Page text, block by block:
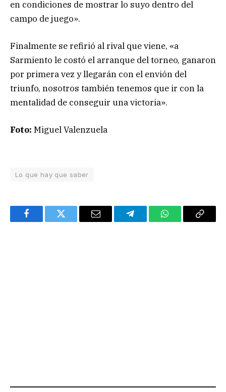
en condiciones de mostrar lo suyo dentro del
campo de juego».
Finalmente se refirió al rival que viene, «a
Sarmiento le costó el arranque del torneo, ganaron
por primera vez y llegarán con el envión del
triunfo, nosotros también tenemos que ir con la
mentalidad de conseguir una victoria».
Foto: Miguel Valenzuela
Lo que hay que saber
FacebookTwitter Email TelegramWhatsAppCopy